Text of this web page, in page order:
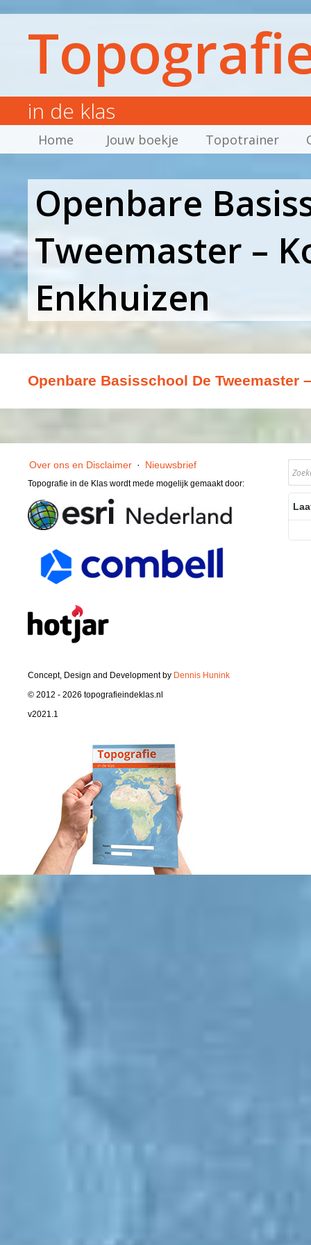
in de klas
Home Jouw boekje Topotrainer
Openbare
Tweemaster –
Enkhuizen
Openbare Basisschool De Tweemaster
Over ons en Disclaimer · Nieuwsbrief
Topografie in de Klas wordt mede mogelijk gemaakt door:
Concept, Design and Development by Dennis Hunink
© 2012 - 2026 topografieindeklas.nl
v2021.1